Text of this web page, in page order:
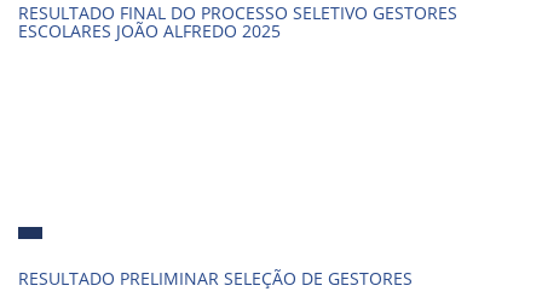
RESULTADO FINAL DO PROCESSO SELETIVO GESTORES
ESCOLARES JOÃO ALFREDO 2025
RESULTADO PRELIMINAR SELEÇÃO DE GESTORES